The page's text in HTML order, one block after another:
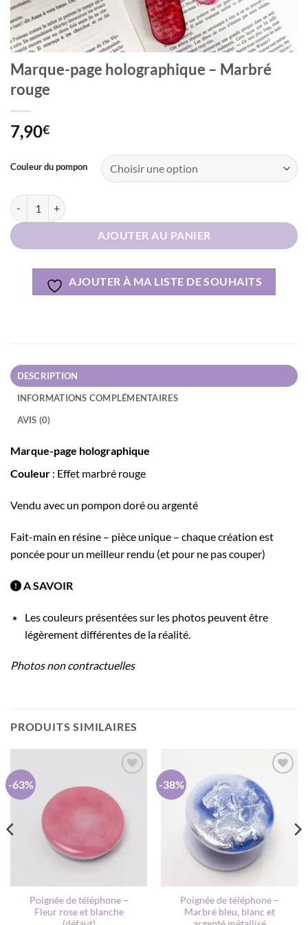
Marque-page holographique – Marbré
rouge
7,90€
Couleur du pompon
quantité de Marque-page holographique – Marbré rouge
AJOUTER AU PANIER
AJOUTER À MA LISTE DE SOUHAITS
DESCRIPTION
INFORMATIONS COMPLÉMENTAIRES
AVIS (0)
Marque-page holographique
Couleur : Effet marbré rouge
Vendu avec un pompon doré ou argenté
Fait-main en résine – pièce unique – chaque création est
poncée pour un meilleur rendu (et pour ne pas couper)
A SAVOIR
Les couleurs présentées sur les photos peuvent être
légèrement différentes de la réalité.
Photos non contractuelles
PRODUITS SIMILAIRES
-63%
AJOUTER
À MA
LISTE DE
Poignée de téléphone –
Fleur rose et blanche
-38%
AJOUTER
À MA
LISTE DE
SOUHAITS
Poignée de téléphone –
Marbré bleu, blanc et